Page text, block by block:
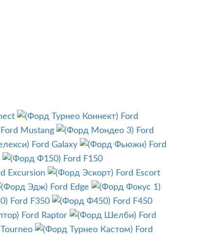
Ford
Ford Mustang
Ford
Ford Galaxy
Ford
Ford F150
Excursion
Ford Escort
Ford Edge
Ford F350
Ford F450
Ford Raptor
Ford
Ford